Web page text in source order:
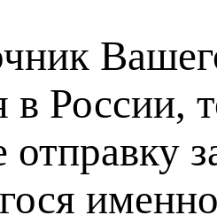
в России,
отправку